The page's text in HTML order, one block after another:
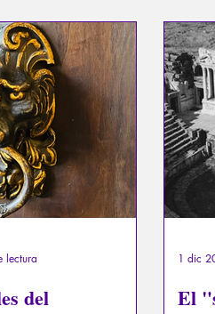
Poder Traumatismo
Educación sexual
mitos griegos La Licorne
Inteligencia
del
lectura
El
1 dic